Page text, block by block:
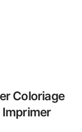
Coloriage
Imprimer